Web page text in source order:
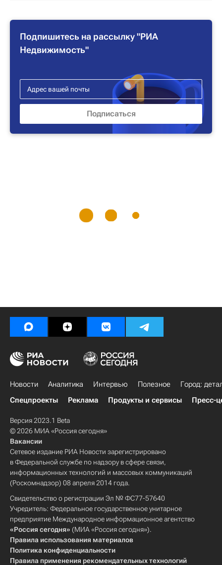
Подпишитесь на рассылку "РИА
Недвижимость"
Новости Аналитика Интервью Полезное
Город:
Спецпроекты
Реклама Продукты и сервисы Пресс-
Версия 2023.1 Beta
© 2026 МИА «Россия сегодня»
Вакансии
Сетевое издание РИА Новости зарегистрировано
в Федеральной службе по надзору в сфере связи,
информационных технологий и массовых коммуникаций
(Роскомнадзор) 08 апреля 2014 года.
Свидетельство о регистрации Эл № ФС77-57640
Учредитель: Федеральное государственное унитарное
предприятие Международное информационное агентство
«Россия сегодня» (МИА «Россия сегодня»).
Правила использования материалов
Политика конфиденциальности
Правила применения рекомендательных технологий